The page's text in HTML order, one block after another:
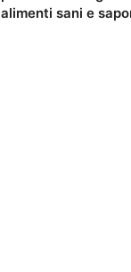
alimenti sani e